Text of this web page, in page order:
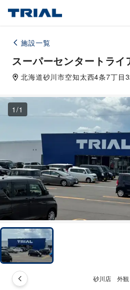
施設一覧
スーパーセンタートライ
北海道砂川市空知太西4条7丁目
1 /1
砂川店 外観